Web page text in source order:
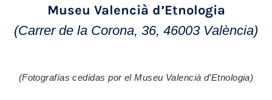
Museu Valencià d’Etnologia
(Carrer de la Corona, 36, 46003 València)
(Fotografías cedidas por el Museu Valencià d’Etnologia)